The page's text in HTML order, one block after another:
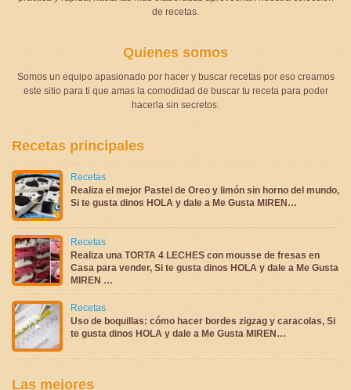
de recetas.
Quienes somos
Somos un equipo apasionado por hacer y buscar recetas por eso creamos
este sitio para ti que amas la comodidad de buscar tu receta para poder
hacerla sin secretos.
Recetas principales
Recetas
Realiza el mejor Pastel de Oreo y limón sin horno del mundo,
Si te gusta dinos HOLA y dale a Me Gusta MIREN…
Recetas
Realiza una TORTA 4 LECHES con mousse de fresas en
Casa para vender, Si te gusta dinos HOLA y dale a Me Gusta
MIREN …
Recetas
Uso de boquillas: cómo hacer bordes zigzag y caracolas, Si
te gusta dinos HOLA y dale a Me Gusta MIREN…
Las mejores